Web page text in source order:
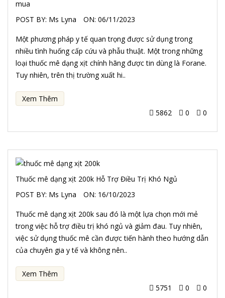
mua
POST BY: Ms Lyna ON: 06/11/2023
Một phương pháp y tế quan trọng được sử dụng trong
nhiều tình huống cấp cứu và phẫu thuật. Một trong những
loại thuốc mê dạng xịt chính hãng được tin dùng là Forane.
Tuy nhiên, trên thị trường xuất hi..
Xem Thêm
5862
0 0
Thuốc mê dạng xịt 200k Hỗ Trợ Điều Trị Khó Ngủ
POST BY: Ms Lyna ON: 16/10/2023
Thuốc mê dạng xịt 200k sau đó là một lựa chọn mới mẻ
trong việc hỗ trợ điều trị khó ngủ và giảm đau. Tuy nhiên,
việc sử dụng thuốc mê cần được tiến hành theo hướng dẫn
của chuyên gia y tế và không nên..
Xem Thêm
5751
0 0